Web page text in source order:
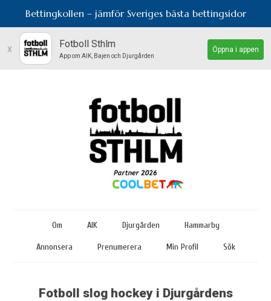
Bettingkollen – jämför Sveriges bästa bettingsidor
x Fotboll Sthlm
App om AIK, Bajen och Djurgården
Öppna i appen
Om AIK Djurgården Hammarby
Annonsera Prenumerera Min Profil Sök
Fotboll slog hockey i Djurgårdens